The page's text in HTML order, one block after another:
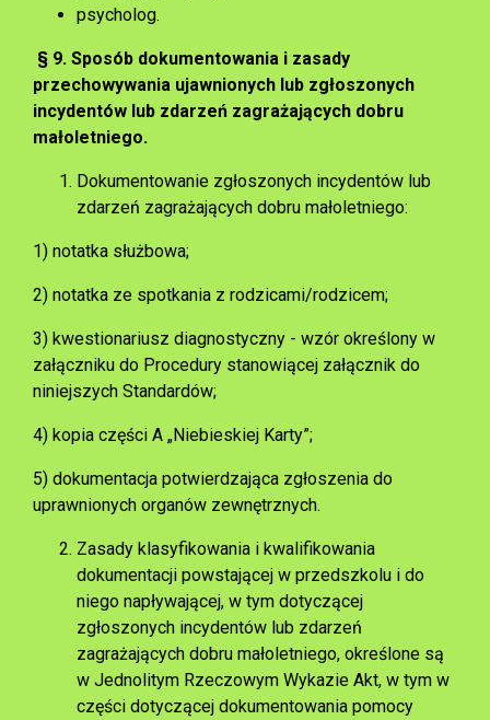
psycholog.
§ 9. Sposób dokumentowania i zasady
przechowywania ujawnionych lub zgłoszonych
incydentów lub zdarzeń zagrażających dobru
małoletniego.
Dokumentowanie zgłoszonych incydentów lub
zdarzeń zagrażających dobru małoletniego:
1) notatka służbowa;
2) notatka ze spotkania z rodzicami/rodzicem;
3) kwestionariusz diagnostyczny - wzór określony w
załączniku do Procedury stanowiącej załącznik do
niniejszych Standardów;
4) kopia części A „Niebieskiej Karty”;
5) dokumentacja potwierdzająca zgłoszenia do
uprawnionych organów zewnętrznych.
Zasady klasyfikowania i kwalifikowania
dokumentacji powstającej w przedszkolu i do
niego napływającej, w tym dotyczącej
zgłoszonych incydentów lub zdarzeń
zagrażających dobru małoletniego, określone są
w Jednolitym Rzeczowym Wykazie Akt, w tym w
części dotyczącej dokumentowania pomocy